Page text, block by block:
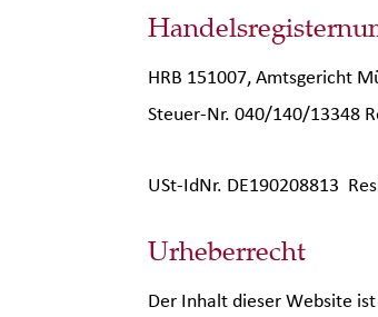
HRB 151007, Amtsgericht
Steuer-Nr. 040/140/13348
USt-IdNr. DE190208813
Urheberrecht
Der Inhalt dieser Website